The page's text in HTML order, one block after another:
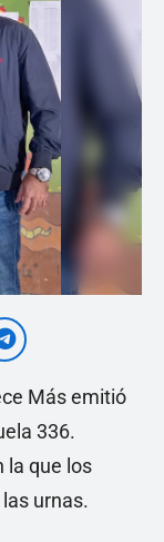
Más emitió
336.
la que los
urnas.